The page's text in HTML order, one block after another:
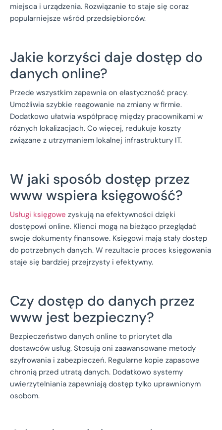
miejsca i urządzenia. Rozwiązanie to staje się coraz
popularniejsze wśród przedsiębiorców.
Jakie korzyści daje dostęp do
danych online?
Przede wszystkim zapewnia on elastyczność pracy.
Umożliwia szybkie reagowanie na zmiany w firmie.
Dodatkowo ułatwia współpracę między pracownikami w
różnych lokalizacjach. Co więcej, redukuje koszty
związane z utrzymaniem lokalnej infrastruktury IT.
W jaki sposób dostęp przez
www wspiera księgowość?
Usługi księgowe zyskują na efektywności dzięki
dostępowi online. Klienci mogą na bieżąco przeglądać
swoje dokumenty finansowe. Księgowi mają stały dostęp
do potrzebnych danych. W rezultacie proces księgowania
staje się bardziej przejrzysty i efektywny.
Czy dostęp do danych przez
www jest bezpieczny?
Bezpieczeństwo danych online to priorytet dla
dostawców usług. Stosują oni zaawansowane metody
szyfrowania i zabezpieczeń. Regularne kopie zapasowe
chronią przed utratą danych. Dodatkowo systemy
uwierzytelniania zapewniają dostęp tylko uprawnionym
osobom.